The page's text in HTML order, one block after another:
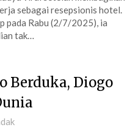
sebagai resepsionis hotel.
pada Rabu (2/7/2025), ia
tak…
Berduka, Diogo